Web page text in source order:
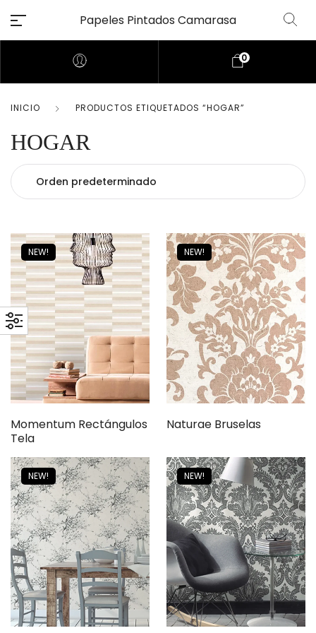
Papeles Pintados Camarasa
0
INICIO PRODUCTOS ETIQUETADOS “HOGAR”
HOGAR
NEW!
Momentum Rectángulos
Tela
NEW!
Naturae Bruselas
NEW! NEW!